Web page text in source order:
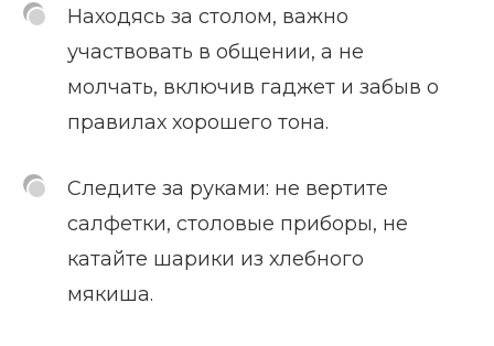
Находясь за столом, важно
участвовать в общении, а не
молчать, включив гаджет и забыв о
правилах хорошего тона.
Следите за руками: не вертите
салфетки, столовые приборы, не
катайте шарики из хлебного
мякиша.